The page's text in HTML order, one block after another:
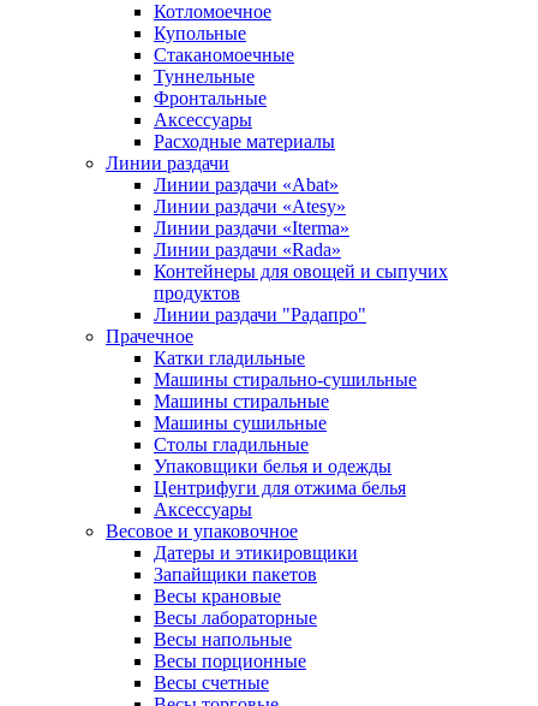
Котломоечное
Купольные
Стаканомоечные
Туннельные
Фронтальные
Аксессуары
Расходные материалы
Линии раздачи
Линии раздачи «Abat»
Линии раздачи «Atesy»
Линии раздачи «Iterma»
Линии раздачи «Rada»
Контейнеры для овощей и сыпучих
продуктов
Линии раздачи "Радапро"
Прачечное
Катки гладильные
Машины стирально-сушильные
Машины стиральные
Машины сушильные
Столы гладильные
Упаковщики белья и одежды
Центрифуги для отжима белья
Аксессуары
Весовое и упаковочное
Датеры и этикировщики
Запайщики пакетов
Весы крановые
Весы лабораторные
Весы напольные
Весы порционные
Весы счетные